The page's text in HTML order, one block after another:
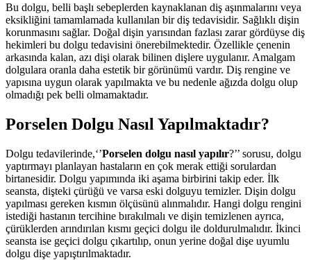
Bu dolgu, belli başlı sebeplerden kaynaklanan diş aşınmalarını veya
eksikliğini tamamlamada kullanılan bir diş tedavisidir. Sağlıklı dişin
korunmasını sağlar. Doğal dişin yarısından fazlası zarar gördüyse diş
hekimleri bu dolgu tedavisini önerebilmektedir. Özellikle çenenin
arkasında kalan, azı dişi olarak bilinen dişlere uygulanır. Amalgam
dolgulara oranla daha estetik bir görünümü vardır. Diş rengine ve
yapısına uygun olarak yapılmakta ve bu nedenle ağızda dolgu olup
olmadığı pek belli olmamaktadır.
Porselen Dolgu Nasıl Yapılmaktadır?
Dolgu tedavilerinde,‘’Porselen dolgu nasıl yapılır?’’ sorusu, dolgu
yaptırmayı planlayan hastaların en çok merak ettiği sorulardan
birtanesidir. Dolgu yapımında iki aşama birbirini takip eder. İlk
seansta, dişteki çürüğü ve varsa eski dolguyu temizler. Dişin dolgu
yapılması gereken kısmın ölçüsünü alınmalıdır. Hangi dolgu rengini
istediği hastanın tercihine bırakılmalı ve dişin temizlenen ayrıca,
çürüklerden arındırılan kısmı geçici dolgu ile doldurulmalıdır. İkinci
seansta ise geçici dolgu çıkartılıp, onun yerine doğal dişe uyumlu
dolgu dişe yapıştırılmaktadır.